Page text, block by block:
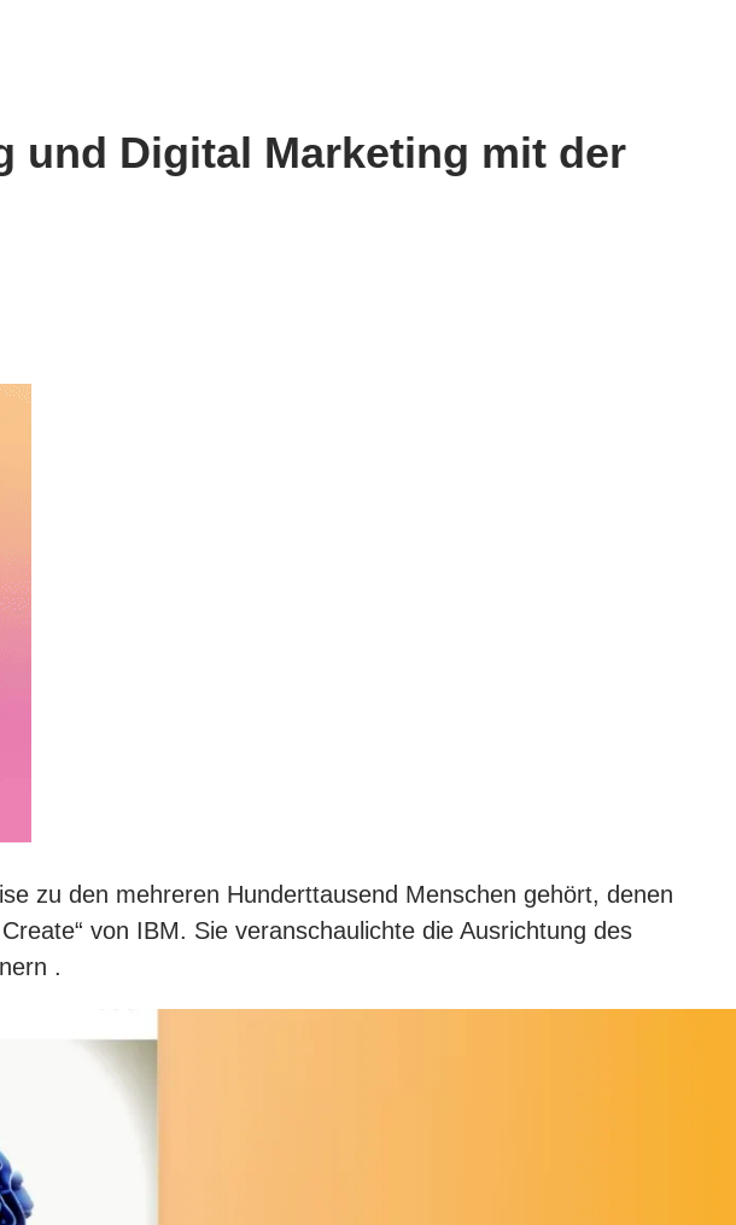
und Digital Marketing mit der
zu den mehreren Hunderttausend Menschen gehört, denen
von IBM. Sie veranschaulichte die Ausrichtung des
.